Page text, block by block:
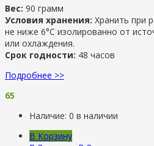
Вес: 90 грамм
Условия хранения: Хранить при
не ниже 6°С изолированно от
или охлаждения.
Срок годности: 48 часов
Подробнее >>
65
Наличие: 0 в наличии
В Корзину